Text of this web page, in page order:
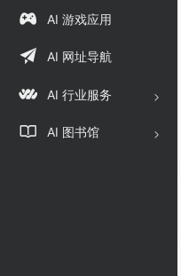
AI 游戏应用
AI 网址导航
AI 行业服务
AI 图书馆